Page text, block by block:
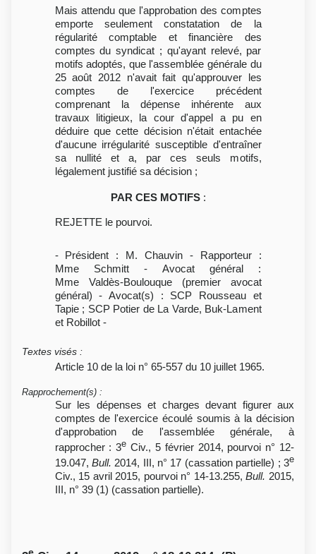
Mais attendu que l'approbation des comptes
emporte seulement constatation de la
régularité comptable et financière des
comptes du syndicat ; qu'ayant relevé, par
motifs adoptés, que l'assemblée générale du
25 août 2012 n'avait fait qu'approuver les
comptes de l'exercice précédent
comprenant la dépense inhérente aux
travaux litigieux, la cour d'appel a pu en
déduire que cette décision n'était entachée
d'aucune irrégularité susceptible d'entraîner
sa nullité et a, par ces seuls motifs,
légalement justifié sa décision ;
PAR CES MOTIFS:
REJETTE le pourvoi.
- Président : M. Chauvin - Rapporteur :
Mme Schmitt - Avocat général :
Mme Valdès-Boulouque (premier avocat
général) - Avocat(s) : SCP Rousseau et
Tapie ; SCP Potier de La Varde, Buk-Lament
et Robillot -
Textes visés :
Article 10 de la loi n° 65-557 du 10 juillet 1965.
Rapprochement(s) :
Sur les dépenses et charges devant figurer aux
comptes de l'exercice écoulé soumis à la décision
d'approbation de l'assemblée générale, à
rapprocher : 3e Civ., 5 février 2014, pourvoi n° 12-
19.047, Bull. 2014, III, n° 17 (cassation partielle) ; 3e
Civ., 15 avril 2015, pourvoi n° 14-13.255,Bull. 2015,
III, n° 39 (1) (cassation partielle).